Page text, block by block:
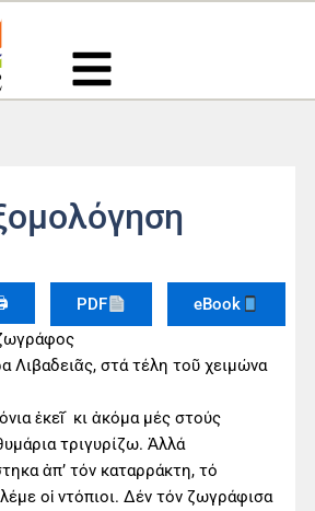
PDF
eBook
Λιβαδειᾶς, στά τέλη τοῦ χειμώνα
ἐκεῖ˙ κι ἀκόμα μές στούς
τριγυρίζω. Ἀλλά
ἀπ’ τόν καταρράκτη, τό
οἱ ντόπιοι. Δέν τόν ζωγράφισα